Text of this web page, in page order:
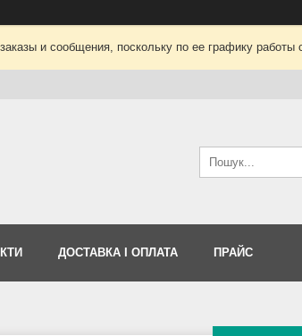
и сообщения, поскольку по ее графику
ДОСТАВКА І ОПЛАТА ПРАЙС